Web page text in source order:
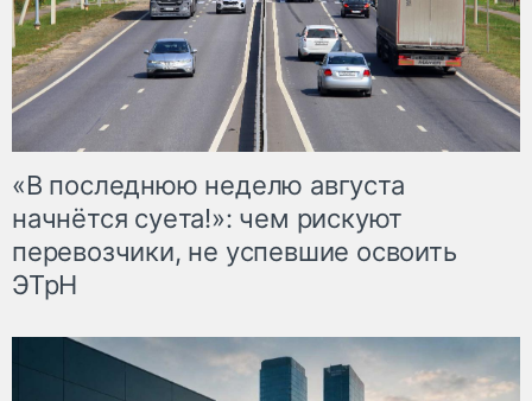
«В последнюю неделю августа
начнётся суета!»: чем рискуют
перевозчики, не успевшие освоить
ЭТрН